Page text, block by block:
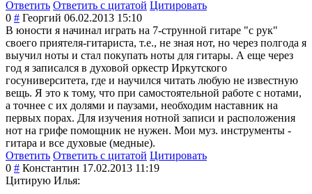
Ответить Ответить с цитатой Цитировать
0 # Георгий 06.02.2013 15:10
В юности я начинал играть на 7-струнной гитаре "с рук"
своего приятеля-гитариста, т.е., не зная нот, но через полгода я
выучил ноты и стал покупать ноты для гитары. А еще через
год я записался в духовой оркестр Иркутского
госуниверситета, где и научился читать любую не известную
вещь. Я это к тому, что при самостоятельной работе с нотами,
а точнее с их долями и паузами, необходим наставник на
первых порах. Для изучения нотной записи и расположения
нот на грифе помощник не нужен. Мои муз. инструменты -
гитара и все духовые (медные).
Ответить Ответить с цитатой Цитировать
0 # Константин 17.02.2013 11:19
Цитирую Илья: